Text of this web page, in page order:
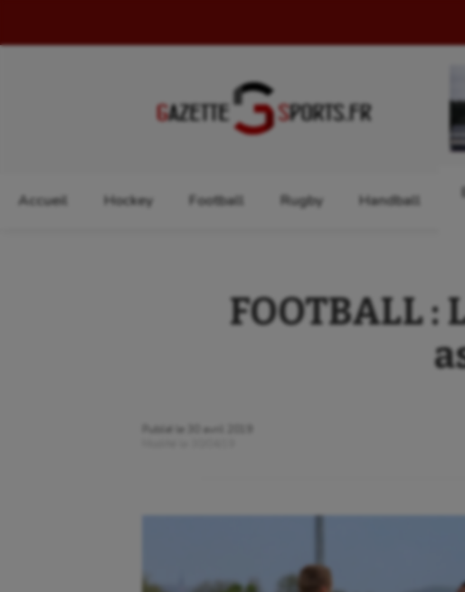
Accueil Hockey Football Rugby Handball
FOOTBALL
Publié le
30 avril 2019